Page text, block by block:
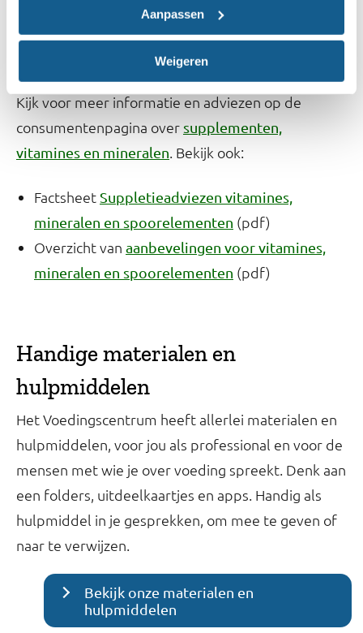
Aanpassen
Weigeren
bijbehorende behandelrichtlijnen.
Meer informatie
Kijk voor meer informatie en adviezen op de
consumentenpagina over supplementen,
vitamines en mineralen. Bekijk ook:
Factsheet Suppletieadviezen vitamines,
mineralen en spoorelementen (pdf)
Overzicht van aanbevelingen voor vitamines,
mineralen en spoorelementen (pdf)
Handige materialen en
hulpmiddelen
Het Voedingscentrum heeft allerlei materialen en
hulpmiddelen, voor jou als professional en voor de
mensen met wie je over voeding spreekt. Denk aan
een folders, uitdeelkaartjes en apps. Handig als
hulpmiddel in je gesprekken, om mee te geven of
naar te verwijzen.
Bekijk onze materialen en
hulpmiddelen